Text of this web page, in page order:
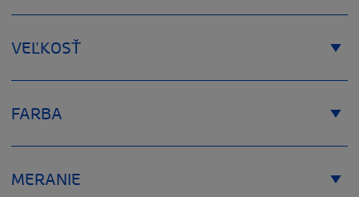
VEĽKOSŤ
FARBA
MERANIE